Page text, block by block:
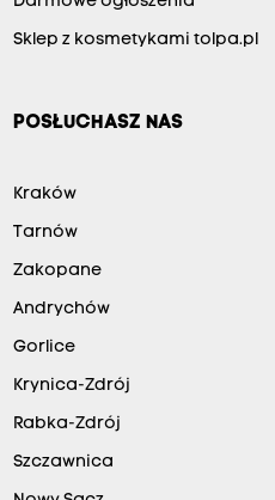
Sklep z kosmetykami tolpa.pl
POSŁUCHASZ NAS
Kraków
Tarnów
Zakopane
Andrychów
Gorlice
Krynica-Zdrój
Rabka-Zdrój
Szczawnica